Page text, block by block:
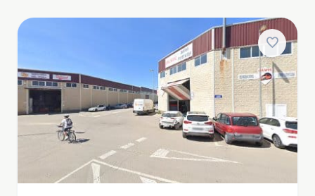
favorite